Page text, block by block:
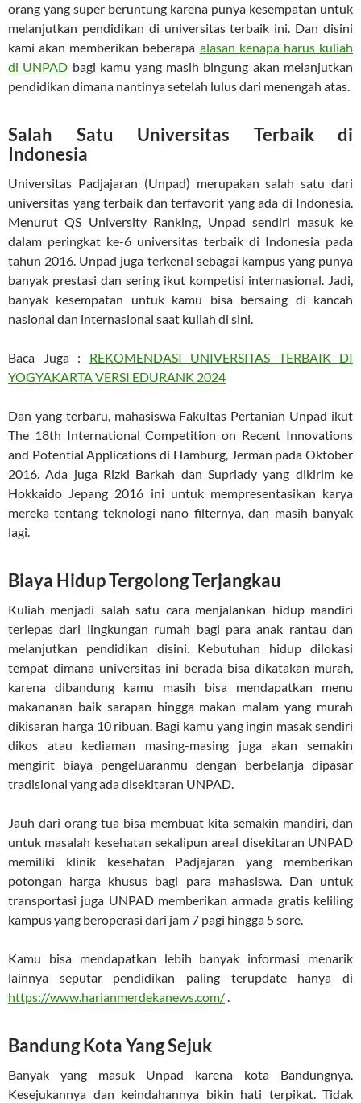
orang yang super beruntung karena punya kesempatan untuk
melanjutkan pendidikan di universitas terbaik ini. Dan disini
kami akan memberikan beberapa alasan kenapa harus kuliah
di UNPAD bagi kamu yang masih bingung akan melanjutkan
pendidikan dimana nantinya setelah lulus dari menengah atas.
Salah Satu Universitas Terbaik di
Indonesia
Universitas Padjajaran (Unpad) merupakan salah satu dari
universitas yang terbaik dan terfavorit yang ada di Indonesia.
Menurut QS University Ranking, Unpad sendiri masuk ke
dalam peringkat ke-6 universitas terbaik di Indonesia pada
tahun 2016. Unpad juga terkenal sebagai kampus yang punya
banyak prestasi dan sering ikut kompetisi internasional. Jadi,
banyak kesempatan untuk kamu bisa bersaing di kancah
nasional dan internasional saat kuliah di sini.
Baca Juga : REKOMENDASI UNIVERSITAS TERBAIK DI
YOGYAKARTA VERSI EDURANK 2024
Dan yang terbaru, mahasiswa Fakultas Pertanian Unpad ikut
The 18th International Competition on Recent Innovations
and Potential Applications di Hamburg, Jerman pada Oktober
2016. Ada juga Rizki Barkah dan Supriady yang dikirim ke
Hokkaido Jepang 2016 ini untuk mempresentasikan karya
mereka tentang teknologi nano filternya, dan masih banyak
lagi.
Biaya Hidup Tergolong Terjangkau
Kuliah menjadi salah satu cara menjalankan hidup mandiri
terlepas dari lingkungan rumah bagi para anak rantau dan
melanjutkan pendidikan disini. Kebutuhan hidup dilokasi
tempat dimana universitas ini berada bisa dikatakan murah,
karena dibandung kamu masih bisa mendapatkan menu
makananan baik sarapan hingga makan malam yang murah
dikisaran harga 10 ribuan. Bagi kamu yang ingin masak sendiri
dikos atau kediaman masing-masing juga akan semakin
mengirit biaya pengeluaranmu dengan berbelanja dipasar
tradisional yang ada disekitaran UNPAD.
Jauh dari orang tua bisa membuat kita semakin mandiri, dan
untuk masalah kesehatan sekalipun areal disekitaran UNPAD
memiliki klinik kesehatan Padjajaran yang memberikan
potongan harga khusus bagi para mahasiswa. Dan untuk
transportasi juga UNPAD memberikan armada gratis keliling
kampus yang beroperasi dari jam 7 pagi hingga 5 sore.
Kamu bisa mendapatkan lebih banyak informasi menarik
lainnya seputar pendidikan paling terupdate hanya di
https://www.harianmerdekanews.com/.
Bandung Kota Yang Sejuk
Banyak yang masuk Unpad karena kota Bandungnya.
Kesejukannya dan keindahannya bikin hati terpikat. Tidak